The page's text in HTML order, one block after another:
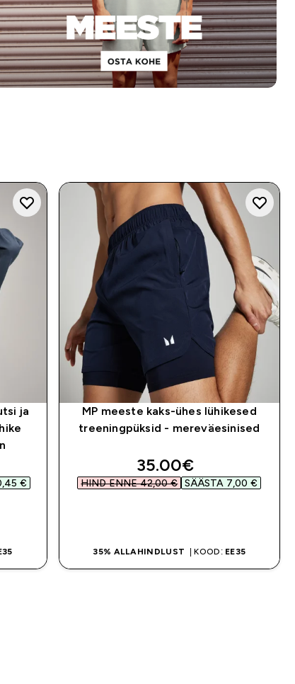
ja
€‎
MP meeste kaks-ühes lühikesed
treeningpüksid - mereväesinised
discounted price
35.00€‎
HIND ENNE 42,00 €‎ SÄÄSTA 7,00 €‎
35% ALLAHINDLUST | KOOD: EE35